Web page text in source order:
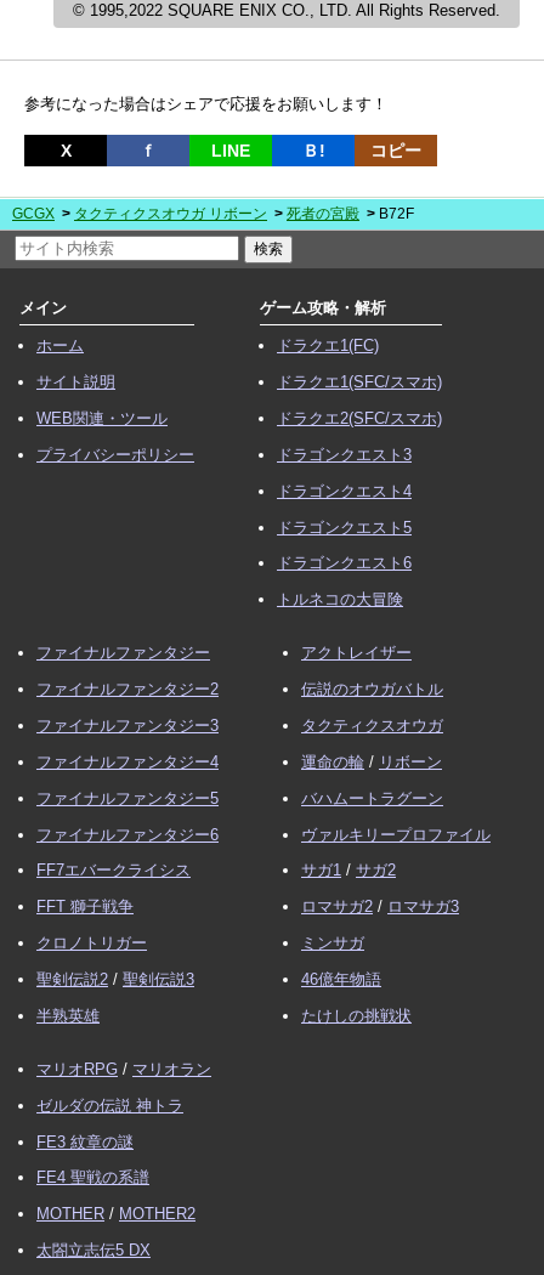
© 1995,2022 SQUARE ENIX CO., LTD. All Rights Reserved.
参考になった場合はシェアで応援をお願いします！
X ｆ LINE Ｂ! コピー
GCGX タクティクスオウガ リボーン 死者の宮殿 B72F
メイン
ホーム
サイト説明
WEB関連・ツール
プライバシーポリシー
ゲーム攻略・解析
ドラクエ1(FC)
ドラクエ1(SFC/スマホ)
ドラクエ2(SFC/スマホ)
ドラゴンクエスト3
ドラゴンクエスト4
ドラゴンクエスト5
ドラゴンクエスト6
トルネコの大冒険
ファイナルファンタジー
ファイナルファンタジー2
ファイナルファンタジー3
ファイナルファンタジー4
ファイナルファンタジー5
ファイナルファンタジー6
FF7エバークライシス
FFT 獅子戦争
クロノトリガー
聖剣伝説2 / 聖剣伝説3
半熟英雄
アクトレイザー
伝説のオウガバトル
タクティクスオウガ
運命の輪 / リボーン
バハムートラグーン
ヴァルキリープロファイル
サガ1 / サガ2
ロマサガ2 / ロマサガ3
ミンサガ
46億年物語
たけしの挑戦状
マリオRPG / マリオラン
ゼルダの伝説 神トラ
FE3 紋章の謎
FE4 聖戦の系譜
MOTHER / MOTHER2
太閤立志伝5 DX